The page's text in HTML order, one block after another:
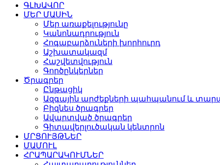
ԳԼԽԱՎՈՐ
ՄԵՐ ՄԱՍԻՆ
Մեր առաքելությունը
Կանոնադրություն
Հոգաբարձուների խորհուրդ
Աշխատակազմ
Հաշվետվություն
Գործընկերներ
Ծրագրեր
Ընթացիկ
Ազգային արժեքների պահպանում և
Բիզնես ծրագրեր
Ավարտված ծրագրեր
Գիտավերլուծական կենտրոն
ՄՐՑՈՒՅԹՆԵՐ
ՄԱՄՈՒԼ
ՀՐԱՊԱՐԱԿՈՒՄՆԵՐ